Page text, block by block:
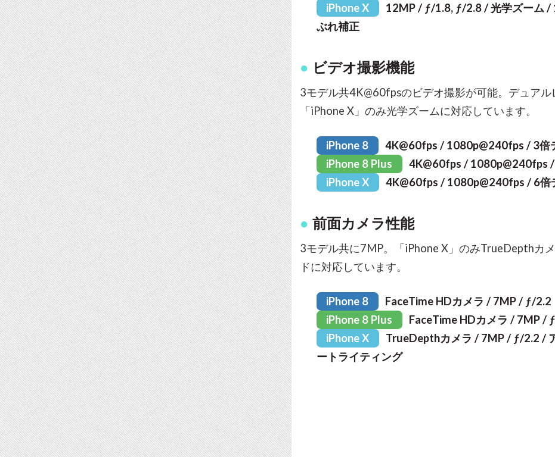
iPhone X
12MP / ƒ/1.8, ƒ/2.8 / 光学ズーム /
ぶれ補正
ビデオ撮影機能
3モデル共4K@60fpsのビデオ撮影が可能。デュア
「iPhone X」のみ光学ズームに対応しています。
iPhone 8
4K@60fps / 1080p@240fps / 3倍
iPhone 8 Plus
4K@60fps / 1080p@240fps
iPhone X
4K@60fps / 1080p@240fps / 6倍
前面カメラ性能
3モデル共に7MP。「iPhone X」のみTrueDepthカ
ドに対応しています。
iPhone 8
FaceTime HDカメラ / 7MP / ƒ/2.2
iPhone 8 Plus
FaceTime HDカメラ / 7MP /
iPhone X
TrueDepthカメラ / 7MP / ƒ/2.2 /
ートライティング